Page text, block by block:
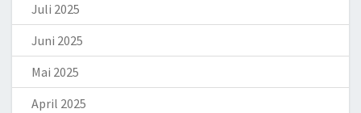
Juli 2025
Juni 2025
Mai 2025
April 2025